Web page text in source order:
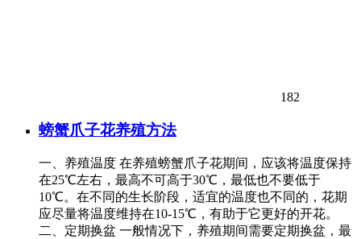
182
螃蟹爪子花养殖方法
一、养殖温度 在养殖螃蟹爪子花期间，应该将温度保持
在25℃左右，最高不可高于30℃，最低也不要低于
10℃。在不同的生长阶段，适宜的温度也不同的，花期
应尽量将温度维持在10-15℃，有助于它更好的开花。
二、定期换盆 一般情况下，养殖期间需要定期换盆，最